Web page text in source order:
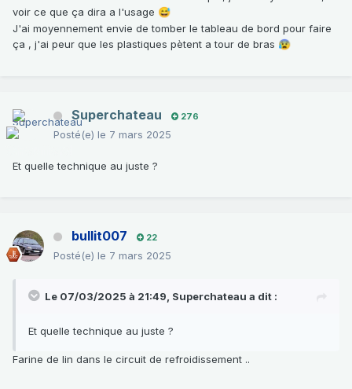
voir ce que ça dira a l'usage 😅
J'ai moyennement envie de tomber le tableau de bord pour faire
ça , j'ai peur que les plastiques pètent a tour de bras 😰
Superchateau 276
Posté(e) le 7 mars 2025
Et quelle technique au juste ?
bullit007 22
Posté(e) le 7 mars 2025
Le 07/03/2025 à 21:49, Superchateau a dit :
Et quelle technique au juste ?
Farine de lin dans le circuit de refroidissement ..